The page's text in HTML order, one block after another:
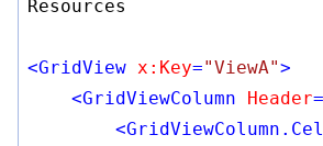
Resources
<GridView x:Key="ViewA">
<GridViewColumn Header=
<